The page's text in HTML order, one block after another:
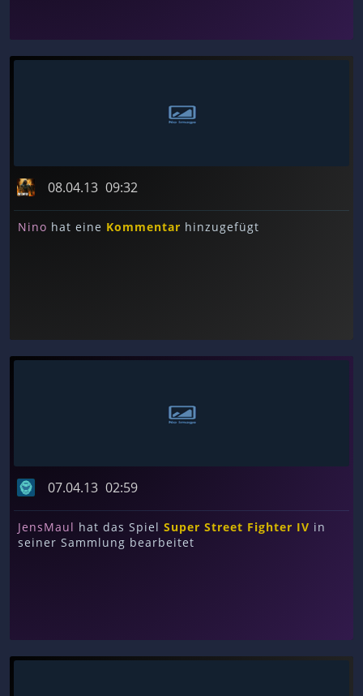
08.04.13 09:32
Nino hat eine Kommentar hinzugefügt
07.04.13 02:59
JensMaul hat das Spiel Super Street Fighter IV in
seiner Sammlung bearbeitet